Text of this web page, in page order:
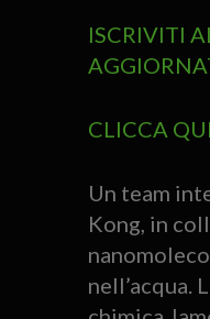
ISCRIVITI
CLICCA QUI
Un team
Kong, in
nell’acqua.